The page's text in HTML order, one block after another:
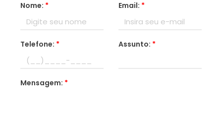
Nome: * Email: *
Telefone: * Assunto: *
Mensagem: *